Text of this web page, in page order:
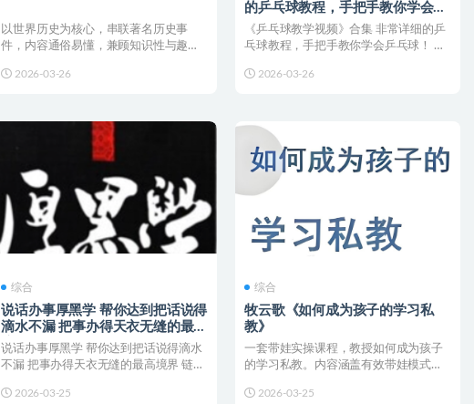
以世界历史为核心，串联著名历史事
件，内容通俗易懂，兼顾知识性与趣味
2026-03-26
的乒乓球教程，手把手教你学会乒
乓球！
《乒乓球教学视频》合集 非常详细的乒
乓球教程，手把手教你学会乒乓球！ 链
2026-03-26
综合
说话办事厚黑学 帮你达到把话说得
滴水不漏 把事办得天衣无缝的最高
境界
说话办事厚黑学 帮你达到把话说得滴水
不漏 把事办得天衣无缝的最高境界 链
2026-03-25
综合
牧云歌《如何成为孩子的学习私
教》
一套带娃实操课程，教授如何成为孩子
的学习私教。内容涵盖有效带娃模式、
2026-03-25